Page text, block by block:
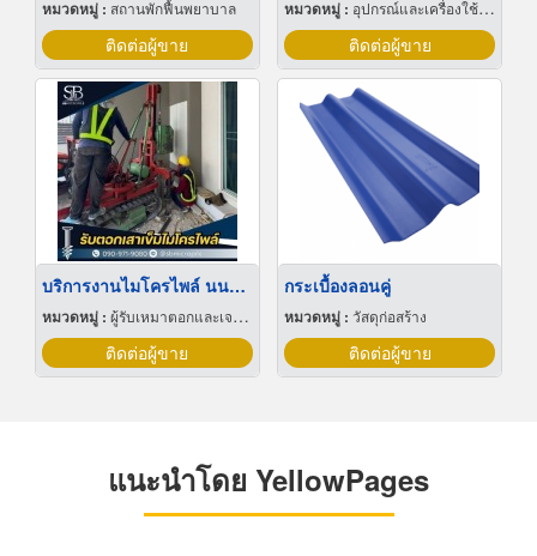
หมวดหมู่ : สถานพักฟื้นพยาบาล
ติดต่อผู้ขาย
หมวดหมู่ : อุปกรณ์และเครื่องใช้แพทย์และศัลยแพทย์
ติดต่อผู้ขาย
บริการงานไมโครไพล์ นนทบุรี ราคาย่อมเยา รองรับทุกหน้างาน
หมวดหมู่ : ผู้รับเหมาตอกและเจาะเสาเข็ม
ติดต่อผู้ขาย
กระเบื้องลอนคู่
หมวดหมู่ : วัสดุก่อสร้าง
ติดต่อผู้ขาย
แนะนำโดย YellowPages